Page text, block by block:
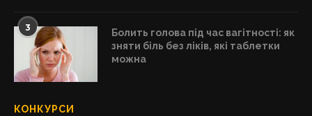
3
Болить голова під час вагітності: як
зняти біль без ліків, які таблетки
можна
КОНКУРСИ